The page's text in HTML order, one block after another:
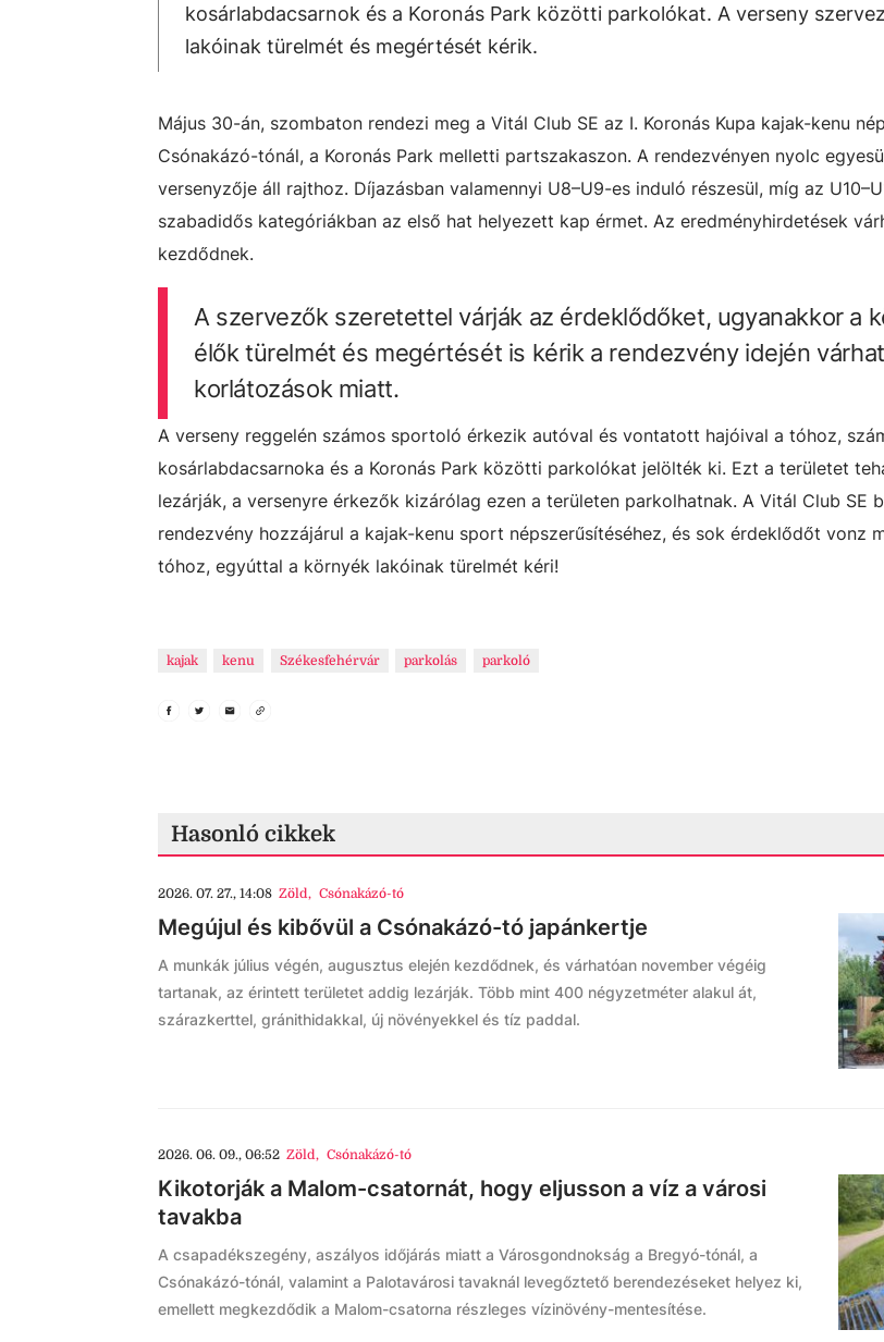
kosárlabdacsarnok és a Koronás Park közötti parkolókat. A verseny
lakóinak türelmét és megértését kérik.
Május 30-án, szombaton rendezi meg a Vitál Club SE az I. Koronás Kupa kajak-kenu
Csónakázó-tónál, a Koronás Park melletti partszakaszon. A rendezvényen nyolc
versenyzője áll rajthoz. Díjazásban valamennyi U8–U9-es induló részesül, míg az
szabadidős kategóriákban az első hat helyezett kap érmet. Az eredményhirdetések
kezdődnek.
A szervezők szeretettel várják az érdeklődőket, ugyanakkor a
élők türelmét és megértését is kérik a rendezvény idején
korlátozások miatt.
A verseny reggelén számos sportoló érkezik autóval és vontatott hajóival a tóhoz,
kosárlabdacsarnoka és a Koronás Park közötti parkolókat jelölték ki. Ezt a területet
lezárják, a versenyre érkezők kizárólag ezen a területen parkolhatnak. A Vitál Club SE
rendezvény hozzájárul a kajak-kenu sport népszerűsítéséhez, és sok érdeklődőt vonz
tóhoz, egyúttal a környék lakóinak türelmét kéri!
kajak kenu Székesfehérvár parkolás parkoló
Hasonló cikkek
2026. 07. 27., 14:08 Zöld, Csónakázó-tó
Megújul és kibővül a Csónakázó-tó japánkertje
A munkák július végén, augusztus elején kezdődnek, és várhatóan november végéig
tartanak, az érintett területet addig lezárják. Több mint 400 négyzetméter alakul át,
szárazkerttel, gránithidakkal, új növényekkel és tíz paddal.
2026. 06. 09., 06:52 Zöld, Csónakázó-tó
Kikotorják a Malom-csatornát, hogy eljusson a víz a városi
tavakba
A csapadékszegény, aszályos időjárás miatt a Városgondnokság a Bregyó-tónál, a
Csónakázó-tónál, valamint a Palotavárosi tavaknál levegőztető berendezéseket helyez ki,
emellett megkezdődik a Malom-csatorna részleges vízinövény-mentesítése.